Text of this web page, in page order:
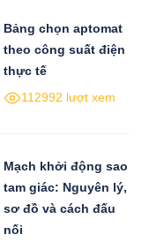
Bảng chọn aptomat
theo công suất điện
thực tế
112992 lượt xem
Mạch khởi động sao
tam giác: Nguyên lý,
sơ đồ và cách đấu
nối